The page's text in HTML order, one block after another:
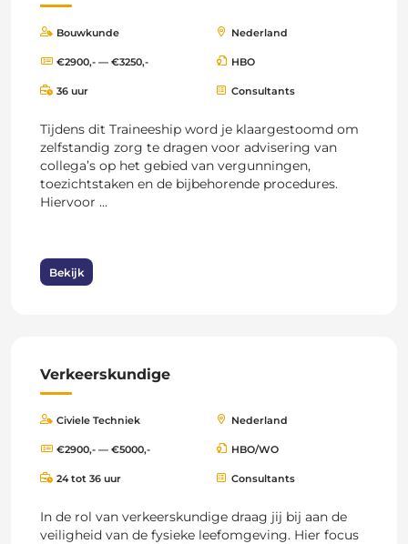
Bouwkunde Nederland
€2900,- — €3250,- HBO
36 uur Consultants
Tijdens dit Traineeship word je klaargestoomd om
zelfstandig zorg te dragen voor advisering van
collega’s op het gebied van vergunningen,
toezichtstaken en de bijbehorende procedures.
Hiervoor ...
Bekijk
Verkeerskundige
Civiele Techniek Nederland
€2900,- — €5000,- HBO/WO
24 tot 36 uur Consultants
In de rol van verkeerskundige draag jij bij aan de
veiligheid van de fysieke leefomgeving. Hier focus